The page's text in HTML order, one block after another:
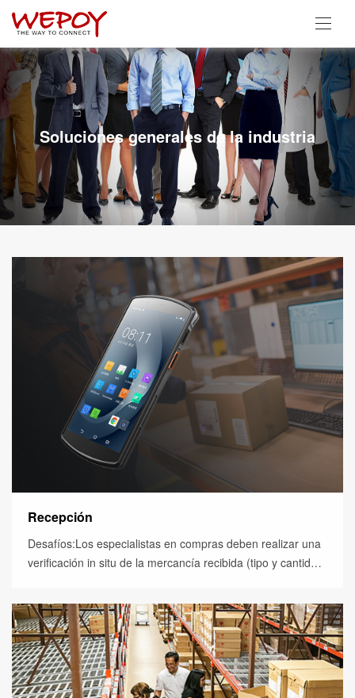
Soluciones generales de la industria
Recepción
Desafíos:Los especialistas en compras deben realizar una
verificación in situ de la mercancía recibida (tipo y cantidad)